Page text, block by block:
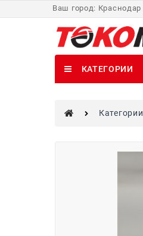
Ваш город: Краснодар
КАТЕГОРИИ
Категории